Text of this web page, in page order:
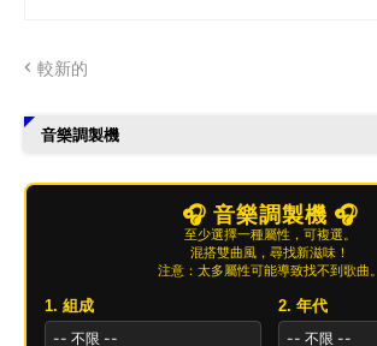
較新的
音樂調製機
🎧 音樂調製機 🎧
至少選擇一種屬性，可複選。
混搭雙曲風，尋找新滋味！
注意：太多屬性可能導致找不到歌曲。
1. 組成 2. 年代